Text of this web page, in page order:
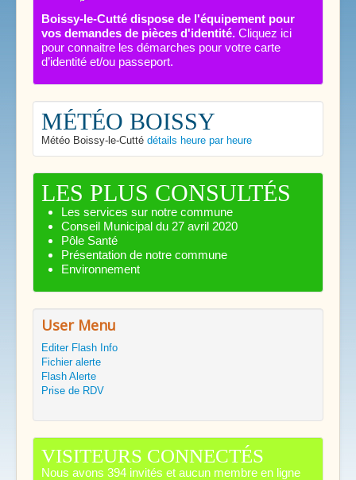
Boissy-le-Cutté dispose de l'équipement pour
vos demandes de pièces d'identité. Cliquez ici
pour connaitre les démarches pour votre carte
d’identité et/ou passeport.
MÉTÉO BOISSY
Météo Boissy-le-Cutté détails heure par heure
LES PLUS CONSULTÉS
Les services sur notre commune
Conseil Municipal du 27 avril 2020
Pôle Santé
Présentation de notre commune
Environnement
User Menu
Editer Flash Info
Fichier alerte
Flash Alerte
Prise de RDV
VISITEURS CONNECTÉS
Nous avons 394 invités et aucun membre en ligne